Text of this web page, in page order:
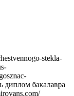
resheniya-dlya-vidimosti https://ibnews.com.ua/germetik-dlya-stekla-far-avto https://keepstyle.com.ua/kak-pravilno-ispolzovat-germetik-dlya-far-avto https://menfashion.com.ua/germetik-dlya-stekla-far https://kominmet.com.ua/germetik-dlya-far-avto-vodonepronitsaemost https://mir-akb.com.ua/kak-germetik-dlya-far-vliyaet-na-zashitu-i-vneshniy-vid https://mitsubishi-nikol-motors.com.ua/germetik-dlya-stekla-far-uluchshenie-germetichnosti-i-osveshcheniya https://massovka.com.ua/germetik-dlya-far-zashchita-ot-vlagi-pyli-kondensata https://newstoday.com.ua/kak-vybrat-germetik-dlya-stekla-far https://maximumvisa.com.ua/germetik-dlya-stekla-far-idealnaya-germetizatsiya https://ostercenter.com.ua/luchshie-germetiki-dlya-far-avto https://pnevmo-strelok.com.ua/germetik-dlya-far-zachem-i-kak-ispolzovat https://myelectro.com.ua/kak-germetik-zashchishchaet-fary https://logotypes.com.ua/germetizaciya-stekla-far https://naduvnie-lodki.com.ua/sekret-idealnyh-far-germetik https://nagrevayka.com.ua/top-5-germetikov-dlya-far http://repetitory.com.ua/germetik-dlya-stekla-far-poshagovyj-gid https://optimapharm.com.ua/germetik-dlya-stekla-far https://s-boutique.com.ua/zashchita-far-ot-vlagi-rol-germetika https://rockradio.com.ua/kak-germetik-pomogaet-sokhranit-fary-kak-novye https://pravoslavnews.com.ua/germetik-dlya-far-nadezhnoe-reshenie-dlya-predotvrashcheniya-kondensata https://salonsharm.com.ua/idealnyj-germetik-dlya-stekla-far-kak-vybrat-i-pravilno-nanesti http://salle.com.ua/pochemu-germetik-dlya-far-avto-vazhnee-chem-kazhetsya http://reklamist.com.ua/germetik-dlya-stekla-far-obazatelnyj-element-dlya-remonta http://runflor.com.ua/kak-vosstanovit-germetichnost-far-sovety-po-vyboru-germetika https://side-by-side.com.ua/remont-stekla-far-kak-germetik-pomogaet-sokhranit-svetopropuskaniye https://smartbuildforum.com.ua/germetik-dlya-avtofar-resheniye-dlya-osveshcheniya-i-zashchity https://tastaliski.com.ua/germetik-dlya-stekla-far-zashchita-ot-pogodnyh-usloviy https://sevinfo.com.ua/kak-germetik-prodlevaet-srok-sluzhby-far https://summer-kino.com.ua/germetik-dlya-avtofar-problemy-s-germetizaciej https://startupline.com.ua/vybor-germetika-dlya-far https://unasoft.com.ua/germetik-dlya-stekla-far-vlaga-i-korrozia https://svitozar.com.ua/germetik-dlya-stekla-far-vlaga-i-korrozia https://talktome.com.ua/zhidkost-dlya-polirovki-far-avto https://smotri.com.ua/kak-vybrat-luchshuyu-zhidkost-dlya-polirovki-far https://tyres.com.ua/zhidkost-dlya-polirovki-far-ustranenie-carapin https://tayger.com.ua/nabor-dlya-polirovki-far-vse-chto-nuzhno https://tm-marmelad.com.ua/nabor-dlya-polirovki-far-luchshie-komplekty https://synergize.com.ua/polirovka-far-svoimi-rukami-nabory https://trademart.com.ua/nabor-dlya-polirovki-far-kak-obnovit-fary-avto http://vabank.com.ua/steklo-dlya-far-ka